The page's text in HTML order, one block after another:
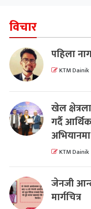
विचार
पहिला
KTM Dainik
खेल
गर्दै
KTM Dainik
जेनजी
मार्गचित्र